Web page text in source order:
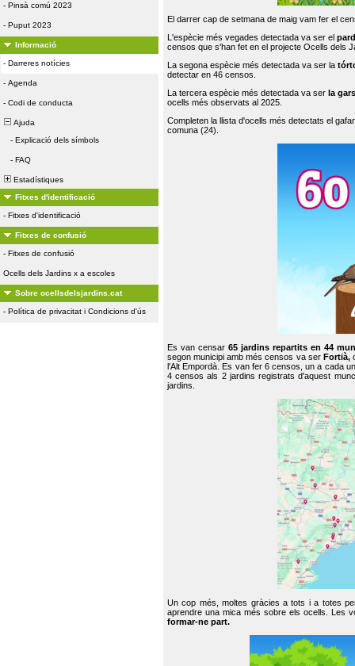
- Pinsà comú 2023
- Puput 2023
Informació
- Darreres notícies
- Agenda
- Codi de conducta
Ajuda
- Explicació dels símbols
- FAQ
Estadístiques
Fitxes d'identificació
- Fitxes d'identificació
Fitxes de confusió
- Fitxes de confusió
Ocells dels Jardins x a escoles
Sobre ocellsdelsjardins.cat
- Política de privacitat i Condicions d'ús
El darrer cap de setmana de maig vam fer el
L'espècie més vegades detectada va ser el
censos que s'han fet en el projecte Ocells dels
La segona espècie més detectada va ser la
detectar en 46 censos.
La tercera espècie més detectada va ser la
ocells més observats al 2025.
Completen la llista d'ocells més detectats el
comuna (24).
Es van censar65 jardins repartits en 44
segon municipi amb més censos va ser Fortià,
l'Alt Empordà. Es van fer 6 censos, un a cada
4 censos als 2 jardins registrats d'aquest
jardins.
Un cop més, moltes gràcies a tots i a totes
aprendre una mica més sobre els ocells. Les
formar-ne part.